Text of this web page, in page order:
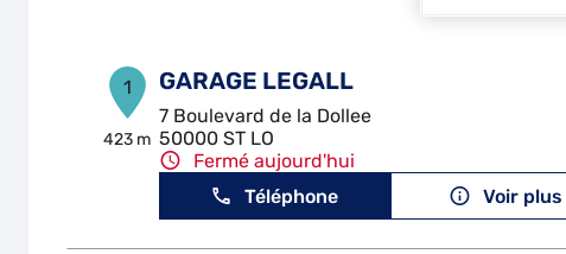
1
423 m
GARAGE LEGALL
7 Boulevard de la Dollee
50000 ST LO
Fermé aujourd'hui
Téléphone
Voir plus